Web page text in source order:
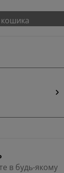
в будь-якому